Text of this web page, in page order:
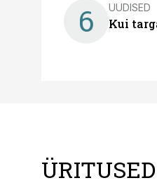
6 UUDISED
Kui
ÜRITUSED